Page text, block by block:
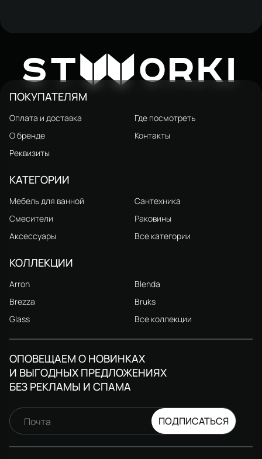
STW ORKI
ПОКУПАТЕЛЯМ
Оплата и доставка
Где посмотреть
О бренде
Контакты
Реквизиты
КАТЕГОРИИ
Мебель для ванной
Сантехника
Смесители
Раковины
Аксессуары
Все категории
КОЛЛЕКЦИИ
Arron
Blenda
Brezza
Bruks
Glass
Все коллекции
ОПОВЕЩАЕМ О НОВИНКАХ
И ВЫГОДНЫХ ПРЕДЛОЖЕНИЯХ
БЕЗ РЕКЛАМЫ И СПАМА
Почта ПОДПИСАТЬСЯ